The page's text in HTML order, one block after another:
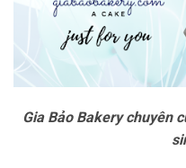
Gia Bảo Bakery chuyên